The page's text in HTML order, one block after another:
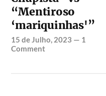
“Mentiroso
‘mariquinhas'”
15 de Julho, 2023 — 1
Comment